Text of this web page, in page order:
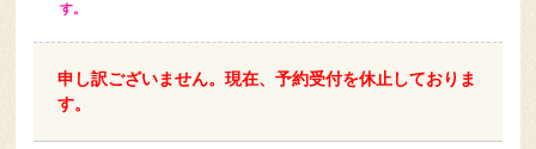
す。
申し訳ございません。現在、予約受付を休止しておりま
す。